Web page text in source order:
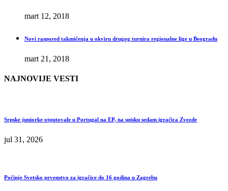
mart 12, 2018
Novi raspored takmičenja u okviru drugog turnira regionalne lige u Beogradu
mart 21, 2018
NAJNOVIJE VESTI
Srpske juniorke otputovale u Portugal na EP, na spisku sedam igračica Zvezde
jul 31, 2026
Počinje Svetsko prvenstvo za igračice do 16 godina u Zagrebu